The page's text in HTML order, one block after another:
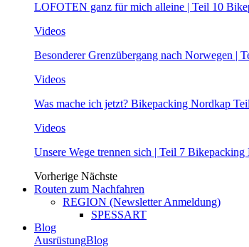
LOFOTEN ganz für mich alleine | Teil 10
Videos
Besonderer Grenzübergang nach Norwegen |
Videos
Was mache ich jetzt? Bikepacking Nordkap
Videos
Unsere Wege trennen sich | Teil 7 Bikepacking
Vorherige Nächste
Routen zum Nachfahren
REGION (Newsletter Anmeldung)
SPESSART
Blog
AusrüstungBlog